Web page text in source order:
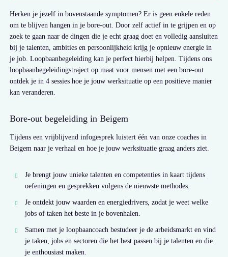
Herken je jezelf in bovenstaande symptomen? Er is geen enkele reden
om te blijven hangen in je bore-out. Door zelf actief in te grijpen en op
zoek te gaan naar de dingen die je echt graag doet en volledig aansluiten
bij je talenten, ambities en persoonlijkheid krijg je opnieuw energie in
je job. Loopbaanbegeleiding kan je perfect hierbij helpen. Tijdens ons
loopbaanbegeleidingstraject op maat voor mensen met een bore-out
ontdek je in 4 sessies hoe je jouw werksituatie op een positieve manier
kan veranderen.
Bore-out begeleiding in Beigem
Tijdens een vrijblijvend infogesprek luistert één van onze coaches in
Beigem naar je verhaal en hoe je jouw werksituatie graag anders ziet.
Je brengt jouw unieke talenten en competenties in kaart tijdens
oefeningen en gesprekken volgens de nieuwste methodes.
Je ontdekt jouw waarden en energiedrivers, zodat je weet welke
jobs of taken het beste in je bovenhalen.
Samen met je loopbaancoach bestudeer je de arbeidsmarkt en vind
je taken, jobs en sectoren die het best passen bij je talenten en die
je enthousiast maken.